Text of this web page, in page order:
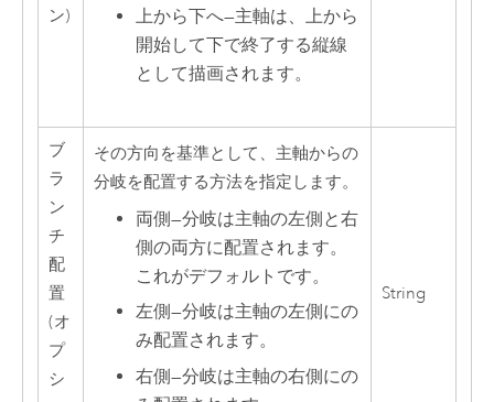
ン)
上から下へ—主軸は、上から
開始して下で終了する縦線
として描画されます。
ブ
ラ
ン
チ
配
置
(オ
プ
シ
その方向を基準として、主軸からの
分岐を配置する方法を指定します。
両側—分岐は主軸の左側と右
側の両方に配置されます。
これがデフォルトです。
左側—分岐は主軸の左側にの
み配置されます。
右側—分岐は主軸の右側にの
String